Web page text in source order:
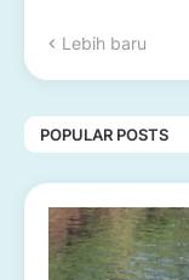
Lebih baru
POPULAR POSTS